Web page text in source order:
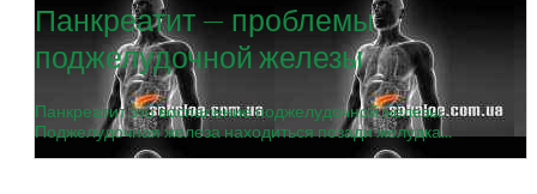
Панкреатит — проблемы
поджелудочной железы
Панкреатит это воспаление поджелудочной железы.
Поджелудочная железа находиться позади желудка...